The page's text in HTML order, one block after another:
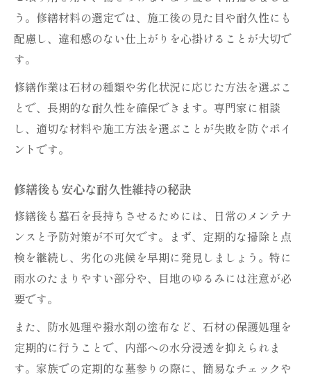
う。修繕材料の選定では、施工後の見た目や耐久性にも
配慮し、違和感のない仕上がりを心掛けることが大切で
す。
修繕作業は石材の種類や劣化状況に応じた方法を選ぶこ
とで、長期的な耐久性を確保できます。専門家に相談
し、適切な材料や施工方法を選ぶことが失敗を防ぐポイ
ントです。
修繕後も安心な耐久性維持の秘訣
修繕後も墓石を長持ちさせるためには、日常のメンテナ
ンスと予防対策が不可欠です。まず、定期的な掃除と点
検を継続し、劣化の兆候を早期に発見しましょう。特に
雨水のたまりやすい部分や、目地のゆるみには注意が必
要です。
また、防水処理や撥水剤の塗布など、石材の保護処理を
定期的に行うことで、内部への水分浸透を抑えられま
す。家族での定期的な墓参りの際に、簡易なチェックや